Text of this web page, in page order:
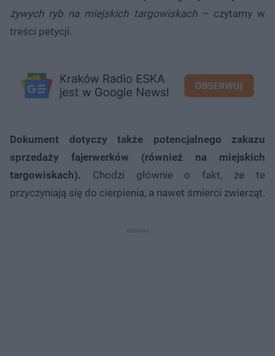
żywych ryb na miejskich targowiskach– czytamy w
treści petycji.
Dokument dotyczy także potencjalnego zakazu
sprzedaży fajerwerków (również na miejskich
targowiskach). Chodzi głównie o fakt, że te
przyczyniają się do cierpienia, a nawet śmierci zwierząt.